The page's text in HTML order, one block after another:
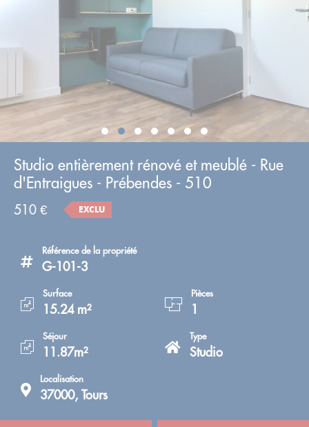
Studio entièrement rénové et meublé - Rue
d'Entraigues - Prébendes - 510
510 € EXCLU
Référence de la propriété
G-101-3
Surface
15.24 m²
Pièces
1
Séjour
11.87m²
Type
Studio
Localisation
37000, Tours